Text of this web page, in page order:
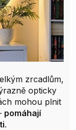
zrcadlům,
opticky
mohou plnit
pomáhají
.